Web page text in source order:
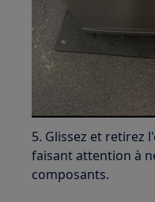
5. Glissez et retirez
faisant attention à
composants.